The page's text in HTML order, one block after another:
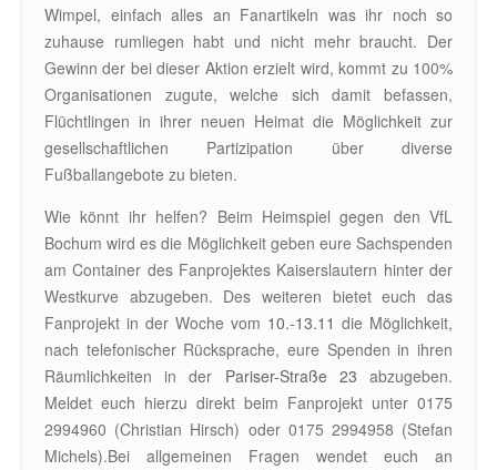
Wimpel, einfach alles an Fanartikeln was ihr noch so
zuhause rumliegen habt und nicht mehr braucht. Der
Gewinn der bei dieser Aktion erzielt wird, kommt zu 100%
Organisationen zugute, welche sich damit befassen,
Flüchtlingen in ihrer neuen Heimat die Möglichkeit zur
gesellschaftlichen Partizipation über diverse
Fußballangebote zu bieten.
Wie könnt ihr helfen? Beim Heimspiel gegen den VfL
Bochum wird es die Möglichkeit geben eure Sachspenden
am Container des Fanprojektes Kaiserslautern hinter der
Westkurve abzugeben. Des weiteren bietet euch das
Fanprojekt in der Woche vom 10.-13.11 die Möglichkeit,
nach telefonischer Rücksprache, eure Spenden in ihren
Räumlichkeiten in der Pariser-Straße 23 abzugeben.
Meldet euch hierzu direkt beim Fanprojekt unter 0175
2994960 (Christian Hirsch) oder 0175 2994958 (Stefan
Michels).Bei allgemeinen Fragen wendet euch an